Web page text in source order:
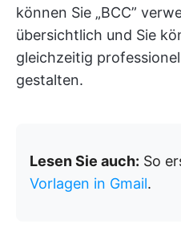
können Sie „BCC”
übersichtlich und Sie
gleichzeitig
gestalten.
Lesen Sie auch: So
Vorlagen in Gmail.